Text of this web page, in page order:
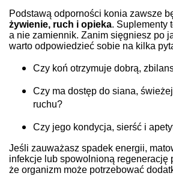
Podstawą odporności konia zawsze
żywienie, ruch i opieka. Suplementy
a nie zamiennik. Zanim sięgniesz po
warto odpowiedzieć sobie na kilka
Czy koń otrzymuje dobrą,
Czy ma dostęp do siana,
ruchu?
Czy jego kondycja, sierść i
Jeśli zauważasz spadek energii,
infekcje lub spowolnioną regenerację
że organizm może potrzebować